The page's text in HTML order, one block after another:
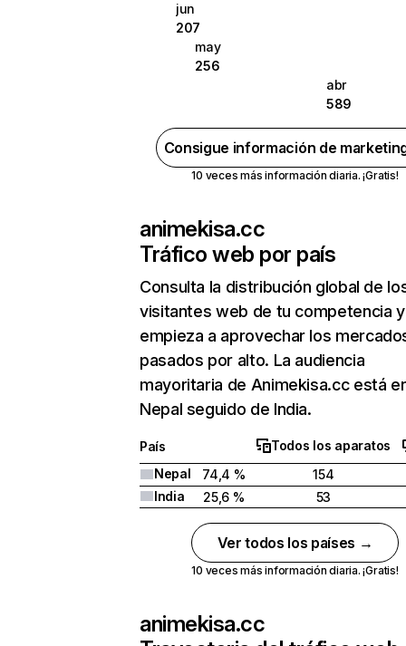
jun
207
may
256
abr
589
Consigue información de
10 veces más información diaria. ¡Gratis!
animekisa.cc
Tráfico web por país
Consulta la distribución global de
visitantes web de tu competencia y
empieza a aprovechar los
pasados por alto. La audiencia
mayoritaria de Animekisa.cc está
Nepal seguido de India.
País
Todos los aparatos
Nepal
74,4 %
154
India
25,6 % 53
Ver todos los países →
10 veces más información diaria. ¡Gratis!
animekisa.cc